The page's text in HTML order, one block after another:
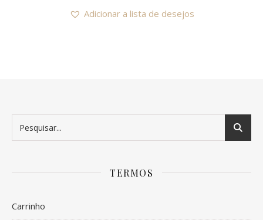
Adicionar a lista de desejos
TERMOS
Carrinho